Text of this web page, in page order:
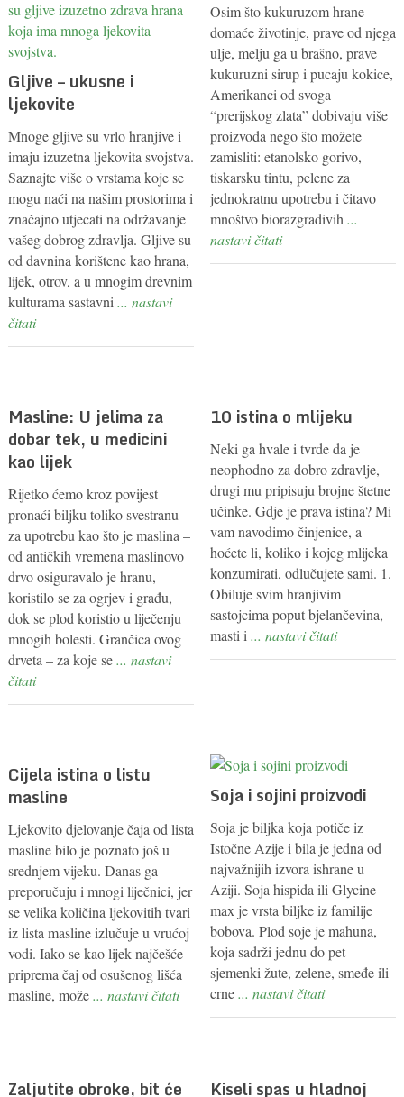
Gljive – ukusne i
ljekovite
Mnoge gljive su vrlo hranjive i
imaju izuzetna ljekovita svojstva.
Saznajte više o vrstama koje se
mogu naći na našim prostorima i
značajno utjecati na održavanje
vašeg dobrog zdravlja. Gljive su
od davnina korištene kao hrana,
lijek, otrov, a u mnogim drevnim
kulturama sastavni ... nastavi
čitati
Osim što kukuruzom hrane
domaće životinje, prave od njega
ulje, melju ga u brašno, prave
kukuruzni sirup i pucaju kokice,
Amerikanci od svoga
“prerijskog zlata” dobivaju više
proizvoda nego što možete
zamisliti: etanolsko gorivo,
tiskarsku tintu, pelene za
jednokratnu upotrebu i čitavo
mnoštvo biorazgradivih ...
nastavi čitati
Masline: U jelima za
dobar tek, u medicini
kao lijek
Rijetko ćemo kroz povijest
pronaći biljku toliko svestranu
za upotrebu kao što je maslina –
od antičkih vremena maslinovo
drvo osiguravalo je hranu,
koristilo se za ogrjev i građu,
dok se plod koristio u liječenju
mnogih bolesti. Grančica ovog
drveta – za koje se... nastavi
čitati
10 istina o mlijeku
Neki ga hvale i tvrde da je
neophodno za dobro zdravlje,
drugi mu pripisuju brojne štetne
učinke. Gdje je prava istina? Mi
vam navodimo činjenice, a
hoćete li, koliko i kojeg mlijeka
konzumirati, odlučujete sami. 1.
Obiluje svim hranjivim
sastojcima poput bjelančevina,
masti i ... nastavi čitati
Cijela istina o listu
masline
Ljekovito djelovanje čaja od lista
masline bilo je poznato još u
srednjem vijeku. Danas ga
preporučuju i mnogi liječnici, jer
se velika količina ljekovitih tvari
iz lista masline izlučuje u vrućoj
vodi. Iako se kao lijek najčešće
priprema čaj od osušenog lišća
masline, može... nastavi čitati
Soja i sojini proizvodi
Soja je biljka koja potiče iz
Istočne Azije i bila je jedna od
najvažnijih izvora ishrane u
Aziji. Soja hispida ili Glycine
max je vrsta biljke iz familije
bobova. Plod soje je mahuna,
koja sadrži jednu do pet
sjemenki žute, zelene, smeđe ili
crne... nastavi čitati
Zaljutite obroke, bit će Kiseli spas u hladnoj